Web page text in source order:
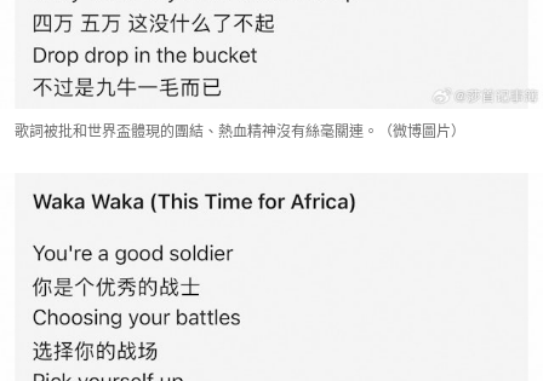
歌詞被批和世界盃體現的團結、熱血精神沒有絲毫關連。（微博圖片）